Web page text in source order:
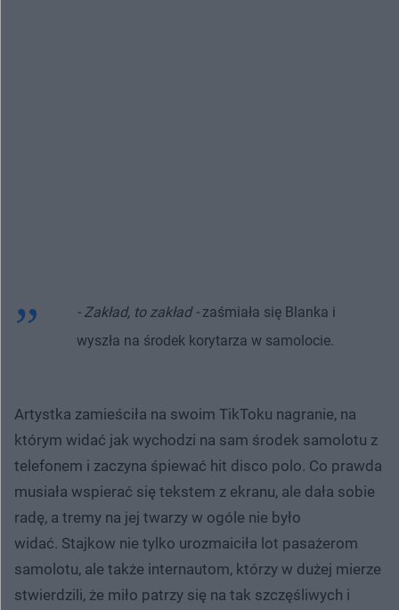
- Zakład, to zakład -zaśmiała się Blanka i
wyszła na środek korytarza w samolocie.
Artystka zamieściła na swoim TikToku nagranie, na
którym widać jak wychodzi na sam środek samolotu z
telefonem i zaczyna śpiewać hit disco polo. Co prawda
musiała wspierać się tekstem z ekranu, ale dała sobie
radę, a tremy na jej twarzy w ogóle nie było
widać. Stajkow nie tylko urozmaiciła lot pasażerom
samolotu, ale także internautom, którzy w dużej mierze
stwierdzili, że miło patrzy się na tak szczęśliwych i